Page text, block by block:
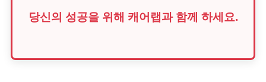
당신의 성공을 위해 캐어랩과 함께 하세요.